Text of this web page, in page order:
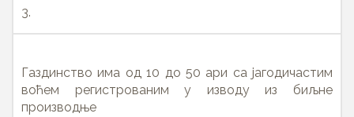
3.
Газдинство има од 10 до 50 ари са јагодичастим
воћем регистрованим у изводу из биљне
производње